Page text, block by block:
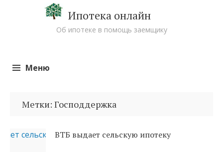
Ипотека онлайн
Об ипотеке в помощь заемщику
Меню
Метки: Господдержка
ВТБ выдает сельскую ипотеку